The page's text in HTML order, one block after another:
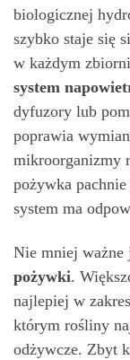
biologicznej
szybko staje się
w każdym
system
dyfuzory lub
poprawia
mikroorganizmy
pożywka
system ma
Nie mniej ważne
pożywki.
najlepiej w
którym rośliny
odżywcze. Zbyt